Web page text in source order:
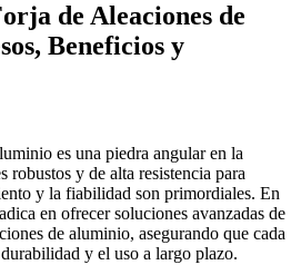
de Aleaciones de
Beneficios y
es una piedra angular en la
robustos y de alta resistencia para
y la fiabilidad son primordiales. En
en ofrecer soluciones avanzadas de
de aluminio, asegurando que cada
y el uso a largo plazo.